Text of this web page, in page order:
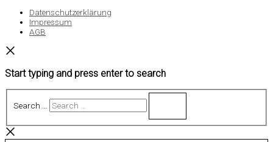
Datenschutzerklärung
Impressum
AGB
Start typing and press enter to search
Search …